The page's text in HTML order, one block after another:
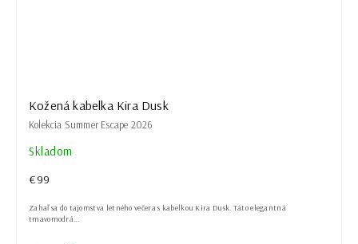
Kožená kabelka Kira Dusk
Kolekcia Summer Escape 2026
Skladom
€99
Zahaľ sa do tajomstva letného večera s kabelkou Kira Dusk. Táto elegantná
tmavomodrá...